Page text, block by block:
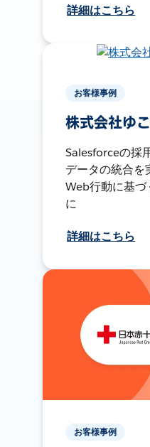
詳細はこちら
お客様事例
株式会社ゆ
Salesforceの採
データの統合を
Web行動に基
に
詳細はこちら
お客様事例